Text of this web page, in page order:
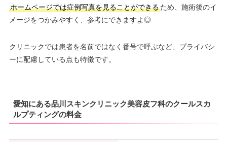
ホームページでは症例写真を見ることができるため、施術後のイ
メージをつかみやすく、参考にできますよ◎
クリニックでは患者を名前ではなく番号で呼ぶなど、プライバシ
ーに配慮している点も特徴です。
愛知にある品川スキンクリニック美容皮フ科のクールスカ
ルプティングの料金